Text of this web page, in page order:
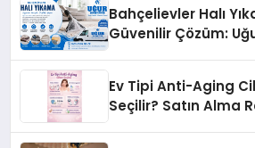
Bahçelievler Halı
Güvenilir Çözüm:
Ev Tipi Anti-Aging
Seçilir? Satın Alma